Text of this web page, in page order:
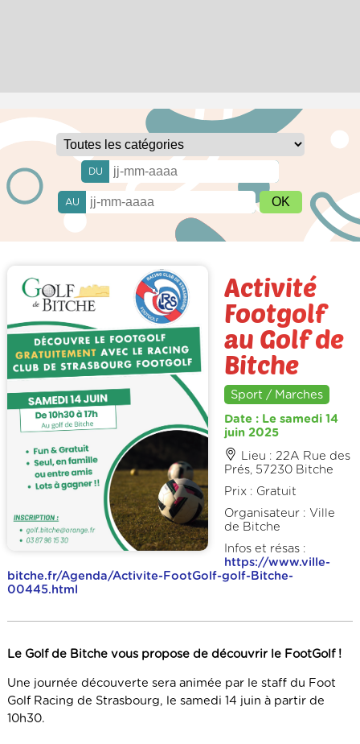
DU
AU
Activité
Footgolf
au Golf de
Bitche
Sport / Marches
Date : Le samedi 14
juin 2025
Lieu : 22A Rue des
Prés, 57230 Bitche
Prix : Gratuit
Organisateur : Ville
de Bitche
Infos et résas :
https://www.ville-
bitche.fr/Agenda/Activite-FootGolf-golf-Bitche-
00445.html
Le Golf de Bitche vous propose de découvrir le FootGolf !
Une journée découverte sera animée par le staff du Foot
Golf Racing de Strasbourg, le samedi 14 juin à partir de
10h30.